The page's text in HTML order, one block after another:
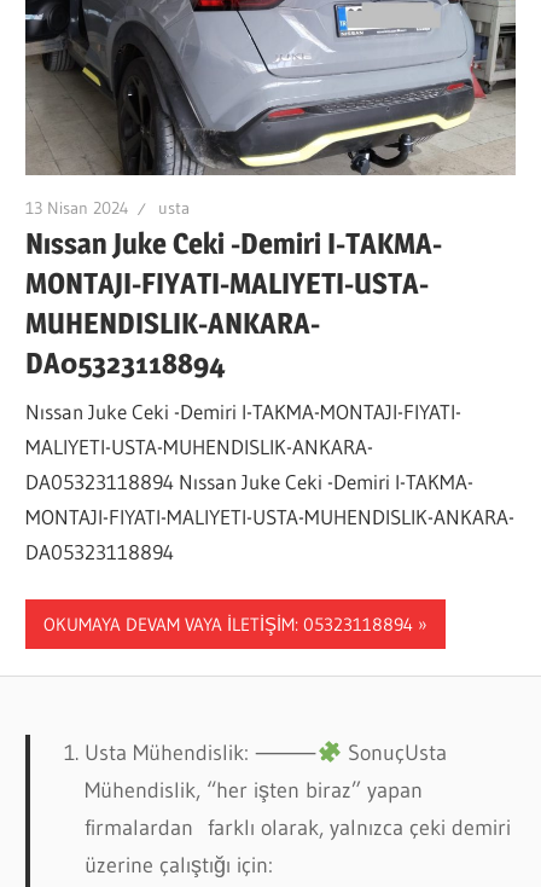
FİRMASI
ANKARA
OSTİMDE
13 Nisan 2024 usta
Nıssan Juke Ceki -Demiri I-TAKMA-
MONTAJI-FIYATI-MALIYETI-USTA-
MUHENDISLIK-ANKARA-
DA05323118894
Nıssan Juke Ceki -Demiri I-TAKMA-MONTAJI-FIYATI-
MALIYETI-USTA-MUHENDISLIK-ANKARA-
DA05323118894 Nıssan Juke Ceki -Demiri I-TAKMA-
MONTAJI-FIYATI-MALIYETI-USTA-MUHENDISLIK-ANKARA-
DA05323118894
OKUMAYA DEVAM VAYA İLETİŞİM: 05323118894
Usta Mühendislik: ⸻
SonuçUsta
Mühendislik, “her işten biraz” yapan
firmalardan farklı olarak, yalnızca çeki demiri
üzerine çalıştığı için: